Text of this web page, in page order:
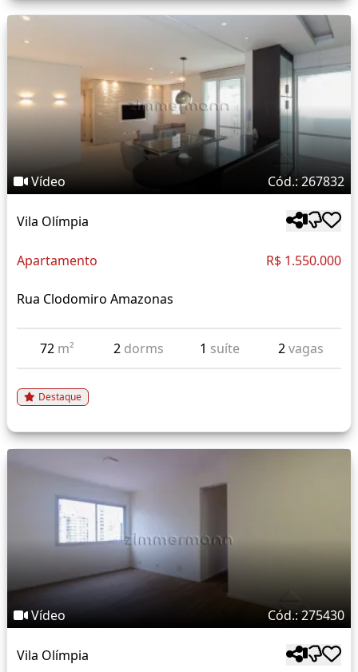
Vídeo Cód.: 267832
Vila Olímpia
Apartamento R$ 1.550.000
Rua Clodomiro Amazonas
72 m² 2 dorms 1 suíte 2vagas
Destaque
Vídeo Cód.: 275430
Vila Olímpia